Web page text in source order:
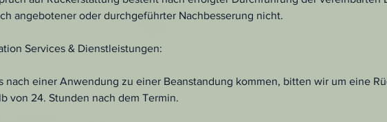
angebotener oder durchgeführter Nachbesserung nicht.
Services & Dienstleistungen:
nach einer Anwendung zu einer Beanstandung kommen, bitten wir um eine
von 24. Stunden nach dem Termin.